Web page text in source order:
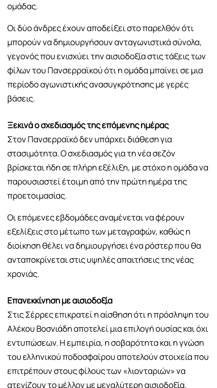
ομάδας.
Οι δύο άνδρες έχουν αποδείξει στο παρελθόν ότι
μπορούν να δημιουργήσουν ανταγωνιστικά σύνολα,
γεγονός που ενισχύει την αισιοδοξία στις τάξεις των
φίλων του Πανσερραϊκού ότι η ομάδα μπαίνει σε μια
περίοδο αγωνιστικής ανασυγκρότησης με γερές
βάσεις.
Ξεκινά ο σχεδιασμός της επόμενης ημέρας
Στον Πανσερραϊκό δεν υπάρχει διάθεση για
στασιμότητα. Ο σχεδιασμός για τη νέα σεζόν
βρίσκεται ήδη σε πλήρη εξέλιξη, με στόχο η ομάδα να
παρουσιαστεί έτοιμη από την πρώτη ημέρα της
προετοιμασίας.
Οι επόμενες εβδομάδες αναμένεται να φέρουν
εξελίξεις στο μέτωπο των μεταγραφών, καθώς η
διοίκηση θέλει να δημιουργήσει ένα ρόστερ που θα
ανταποκρίνεται στις υψηλές απαιτήσεις της νέας
χρονιάς.
Επανεκκίνηση με αισιοδοξία
Στις Σέρρες επικρατεί η αίσθηση ότι η πρόσληψη του
Αλέκου Βοσνιάδη αποτελεί μια επιλογή ουσίας και όχι
εντυπώσεων. Η εμπειρία, η σοβαρότητα και η γνώση
του ελληνικού ποδοσφαίρου αποτελούν στοιχεία που
επιτρέπουν στους φίλους των «λιονταριών» να
ατενίζουν το μέλλον με μεγαλύτερη αισιοδοξία.